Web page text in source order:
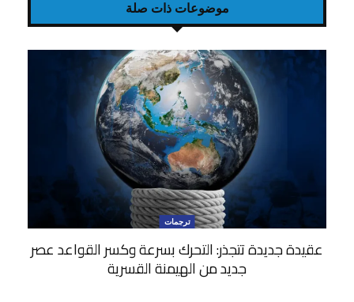
موضوعات ذات صلة
ترجمات
عقيدة جديدة تتجذر: التحرك بسرعة وكسر القواعد عصر
جديد من الهيمنة القسرية